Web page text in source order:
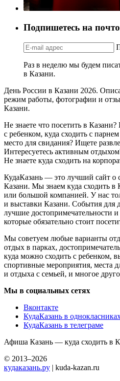
Подпишетесь на
Раз в неделю мы будем
в Казани.
День России в Казани 2026.
режим работы, фотографии и
Казани.
Не знаете что посетить в Казани?
с ребенком, куда сходить с
место для свидания? Ищете
Интересуетесь активным
Не знаете куда сходить на
КудаКазань — это лучший сайт о
Казани. Мы знаем куда сходить в
или большой компанией. У нас
и выставки Казани. События для
лучшие достопримечательности
которые обязательно стоит
Мы советуем любые варианты
отдых в парках,
куда можно сходить с ребенком,
спортивные мероприятия, места
и отдыха с семьей, и многое
Мы в социальных сетях
Вконтакте
КудаКазань в
КудаКазань в телеграме
Афиша Казань — куда сходить в
© 2013–2026
кудаказань.ру | kuda-kazan.ru